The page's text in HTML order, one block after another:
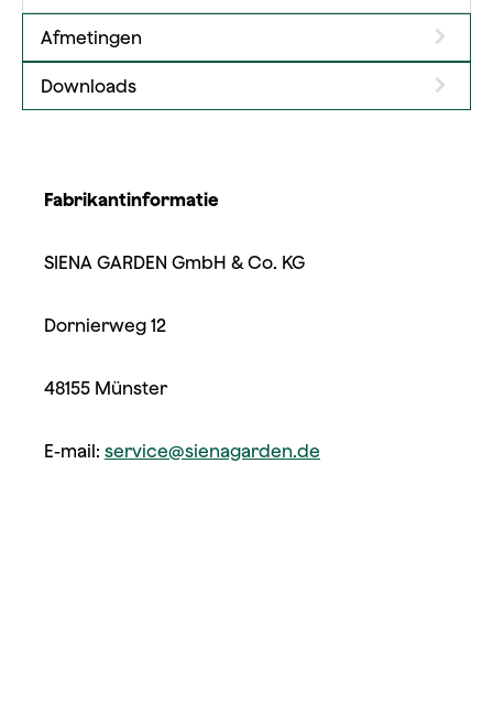
Afmetingen
Downloads
Fabrikantinformatie
SIENA GARDEN GmbH & Co. KG
Dornierweg 12
48155 Münster
E-mail: service@sienagarden.de